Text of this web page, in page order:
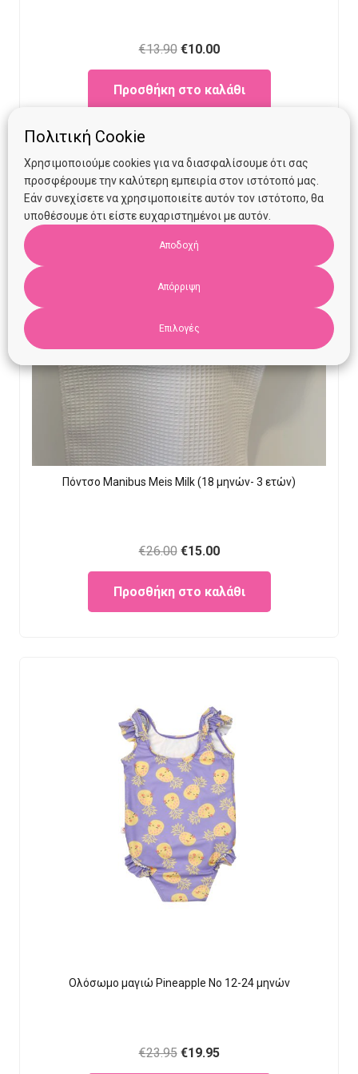
€13.90 Original
price
was:
€10.00Current
price
is:
Προσθήκη στο καλάθι
Πόντσο Manibus Meis Milk (18 μηνών- 3 ετών)
€26.00 Original
price
was:
€26.00.
€15.00Current
price
is:
€15.00.
Προσθήκη στο καλάθι
Ολόσωμο μαγιώ Pineapple Νο 12-24 μηνών
€23.95 Original
€19.95Current
Πολιτική Cookie
Χρησιμοποιούμε cookies για να διασφαλίσουμε ότι σας
προσφέρουμε την καλύτερη εμπειρία στον ιστότοπό μας.
Εάν συνεχίσετε να χρησιμοποιείτε αυτόν τον ιστότοπο, θα
υποθέσουμε ότι είστε ευχαριστημένοι με αυτόν.
Αποδοχή
Απόρριψη
Επιλογές